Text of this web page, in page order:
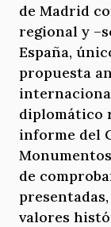
de Madrid
regional y
España,
propuesta
diplomático
informe del
de
valores